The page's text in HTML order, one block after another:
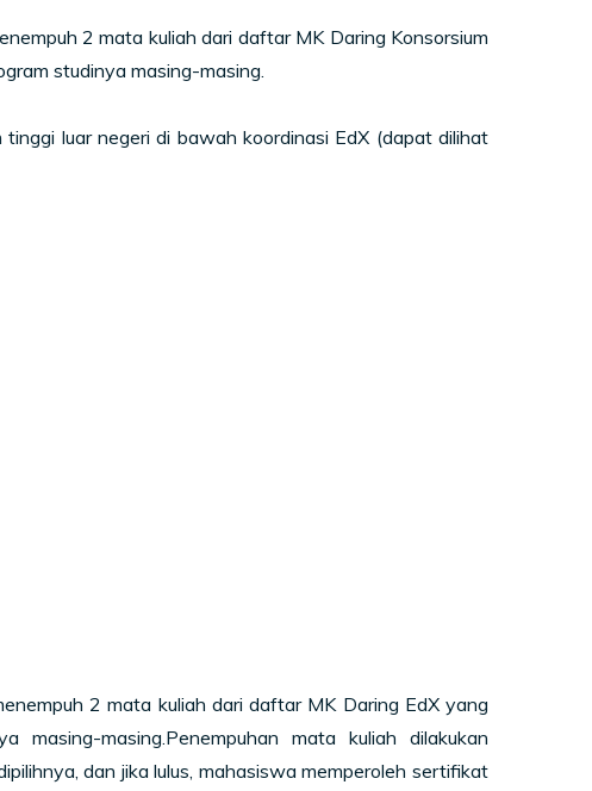
2 mata kuliah dari daftar MK Daring Konsorsium
studinya masing-masing.
luar negeri di bawah koordinasi EdX (dapat dilihat
2 mata kuliah dari daftar MK Daring EdX yang
masing-masing.Penempuhan mata kuliah dilakukan
dan jika lulus, mahasiswa memperoleh sertifikat